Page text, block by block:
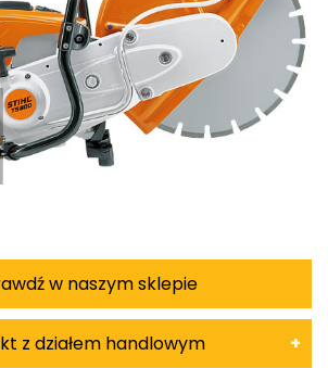
w naszym sklepie
z działem handlowym